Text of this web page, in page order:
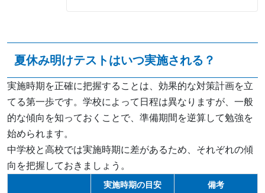
夏休み明けテストはいつ実施される？
実施時期を正確に把握することは、効果的な対策計画を立
てる第一歩です。学校によって日程は異なりますが、一般
的な傾向を知っておくことで、準備期間を逆算して勉強を
始められます。
中学校と高校では実施時期に差があるため、それぞれの傾
向を把握しておきましょう。
実施時期の目安 備考